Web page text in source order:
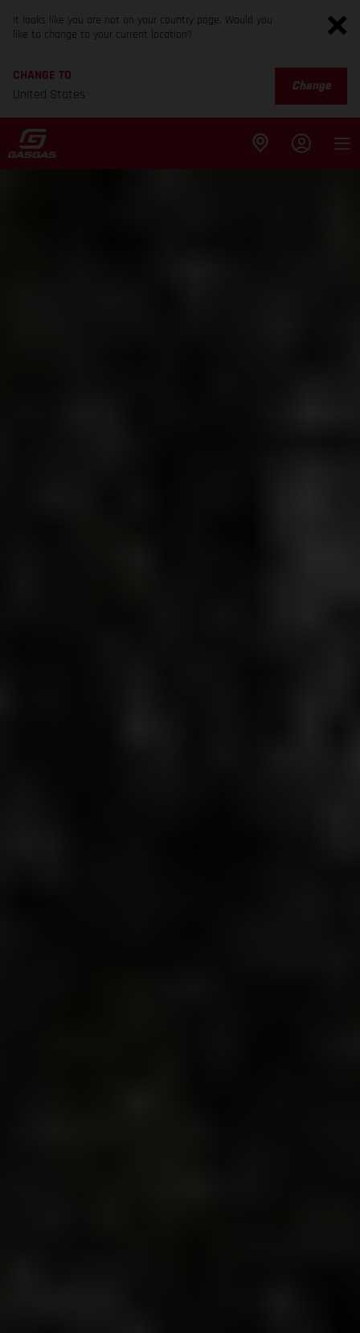
It looks like you are not on your country page. Would you
like to change to your current location?
CHANGE TO
United States
Change